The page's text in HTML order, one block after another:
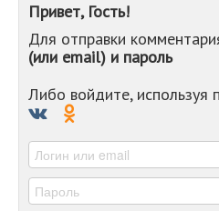
Привет, Гость!
Для отправки
(или email) и пароль
Либо войдите, используя